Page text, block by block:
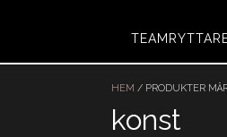
Hoppa
HEM / PRODUKTER
konst